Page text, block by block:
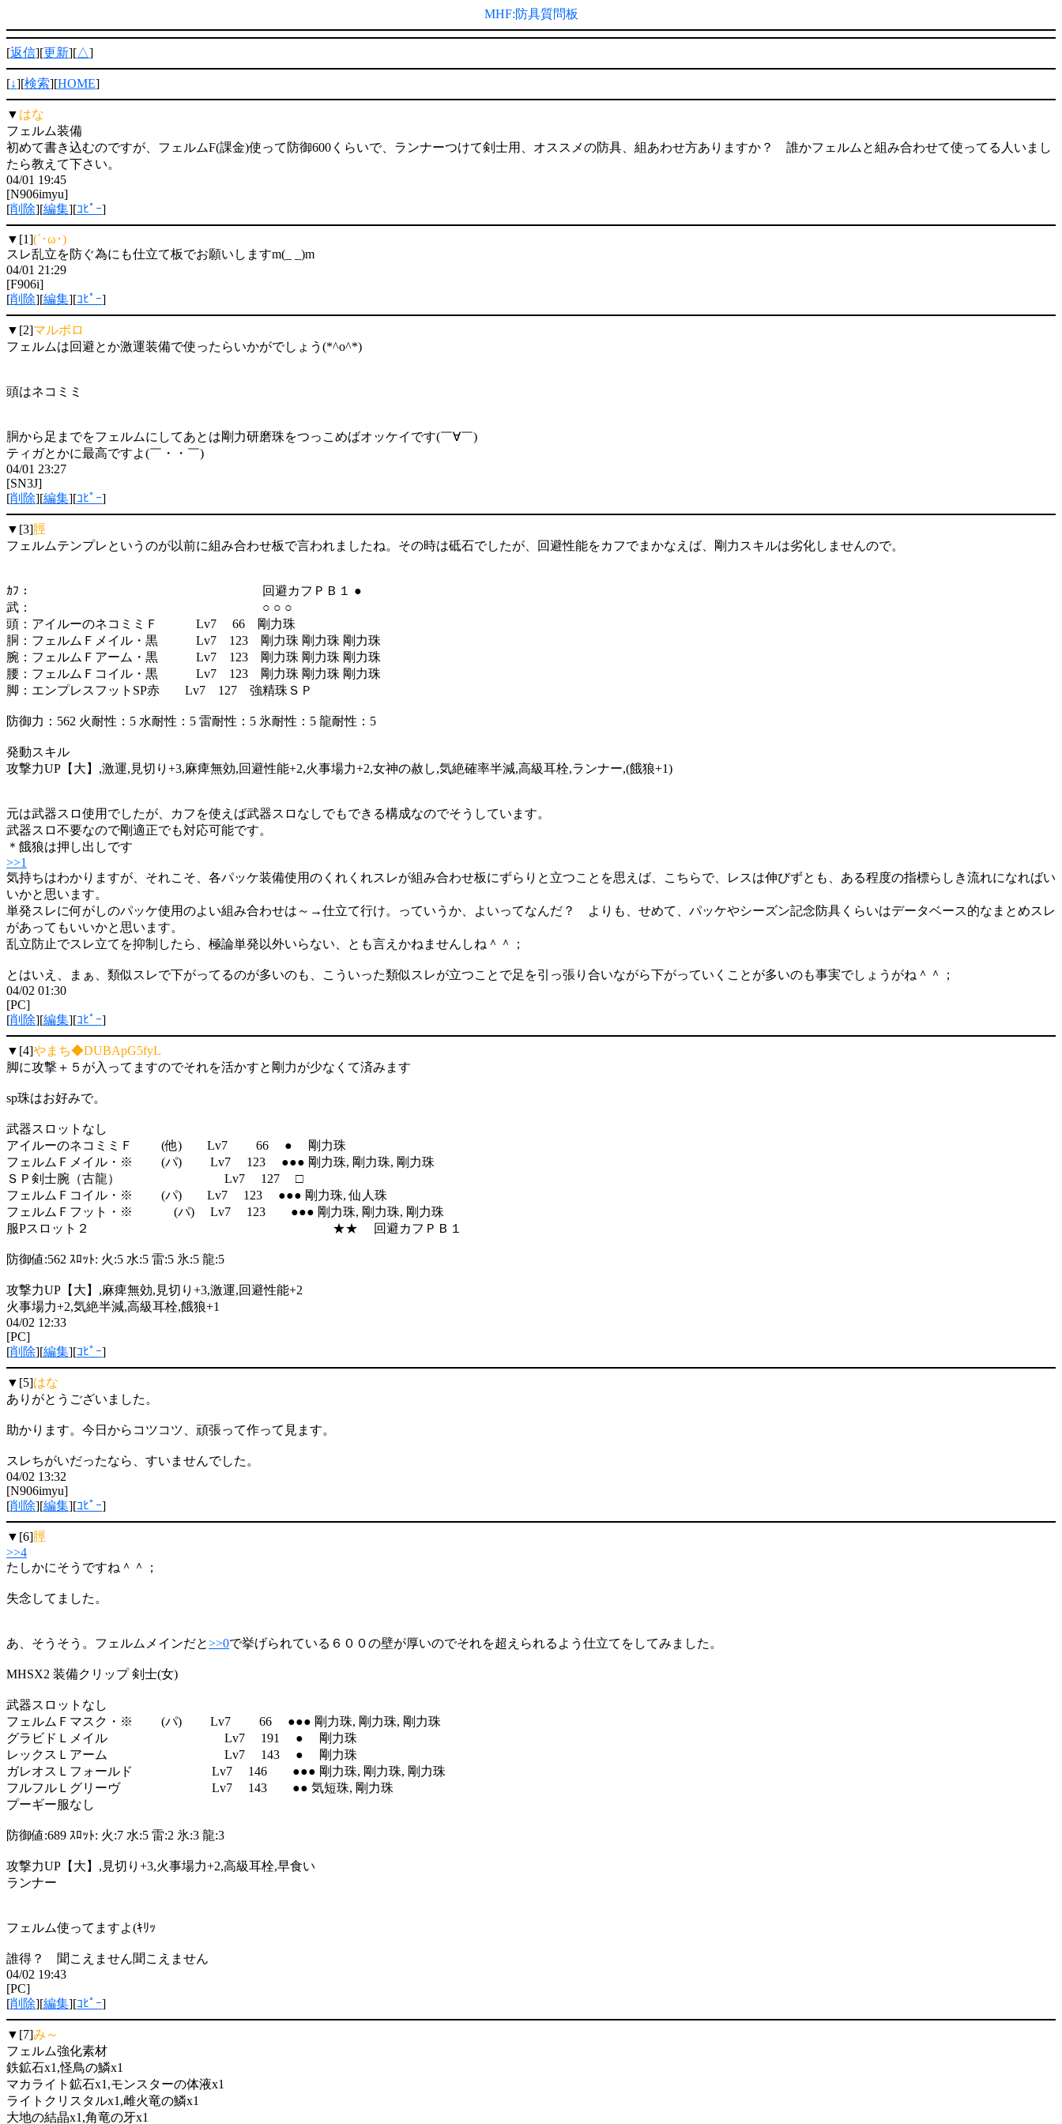
MHF:防具質問板
[返信][更新][△]
[↓][検索][HOME]
▼ はな
フェルム装備
初めて書き込むのですが、フェルムF(課金)使って防御600くらいで、ランナーつけて剣士用、オススメの防具、組あわせ方ありますか？ 誰かフェルムと組み合わせて使ってる人いまし
たら教えて下さい。
04/01 19:45
[N906imyu]
[削除][編集][ｺﾋﾟｰ]
▼[1](´･ω･)
スレ乱立を防ぐ為にも仕立て板でお願いしますm(_ _)m
04/01 21:29
[F906i]
[削除][編集][ｺﾋﾟｰ]
▼[2]マルボロ
フェルムは回避とか激運装備で使ったらいかがでしょう(*^o^*)
頭はネコミミ
胴から足までをフェルムにしてあとは剛力研磨珠をつっこめばオッケイです(￣∀￣)
ティガとかに最高ですよ(￣・・￣)
04/01 23:27
[SN3J]
[削除][編集][ｺﾋﾟｰ]
▼[3]脛
フェルムテンプレというのが以前に組み合わせ板で言われましたね。その時は砥石でしたが、回避性能をカフでまかなえば、剛力スキルは劣化しませんので。
ｶﾌ： 回避カフＰＢ１ ●
武： ○ ○ ○
頭：アイルーのネコミミＦ Lv7 66 剛力珠
胴：フェルムＦメイル・黒 Lv7 123 剛力珠 剛力珠 剛力珠
腕：フェルムＦアーム・黒 Lv7 123 剛力珠 剛力珠 剛力珠
腰：フェルムＦコイル・黒 Lv7 123 剛力珠 剛力珠 剛力珠
脚：エンプレスフットSP赤 Lv7 127 強精珠ＳＰ
防御力：562 火耐性：5 水耐性：5 雷耐性：5 氷耐性：5 龍耐性：5
発動スキル
攻撃力UP【大】,激運,見切り+3,麻痺無効,回避性能+2,火事場力+2,女神の赦し,気絶確率半減,高級耳栓,ランナー,(餓狼+1)
元は武器スロ使用でしたが、カフを使えば武器スロなしでもできる構成なのでそうしています。
武器スロ不要なので剛適正でも対応可能です。
＊餓狼は押し出しです
>>1
気持ちはわかりますが、それこそ、各パッケ装備使用のくれくれスレが組み合わせ板にずらりと立つことを思えば、こちらで、レスは伸びずとも、ある程度の指標らしき流れになればい
いかと思います。
単発スレに何がしのパッケ使用のよい組み合わせは～→仕立て行け。っていうか、よいってなんだ？ よりも、せめて、パッケやシーズン記念防具くらいはデータベース的なまとめスレ
があってもいいかと思います。
乱立防止でスレ立てを抑制したら、極論単発以外いらない、とも言えかねませんしね＾＾；
とはいえ、まぁ、類似スレで下がってるのが多いのも、こういった類似スレが立つことで足を引っ張り合いながら下がっていくことが多いのも事実でしょうがね＾＾；
04/02 01:30
[PC]
[削除][編集][ｺﾋﾟｰ]
▼[4]やまち◆DUBApG5fyL
脚に攻撃＋５が入ってますのでそれを活かすと剛力が少なくて済みます
sp珠はお好みで。
武器スロットなし
アイルーのネコミミＦ (他) Lv7 66 ● 剛力珠
フェルムＦメイル・※ (パ) Lv7 123 ●●● 剛力珠, 剛力珠, 剛力珠
ＳＰ剣士腕（古龍） Lv7 127 □
フェルムＦコイル・※ (パ) Lv7 123 ●●● 剛力珠, 仙人珠
フェルムＦフット・※ (パ) Lv7 123 ●●● 剛力珠, 剛力珠, 剛力珠
服Pスロット２ ★★ 回避カフＰＢ１
防御値:562 ｽﾛｯﾄ: 火:5 水:5 雷:5 氷:5 龍:5
攻撃力UP【大】,麻痺無効,見切り+3,激運,回避性能+2
火事場力+2,気絶半減,高級耳栓,餓狼+1
04/02 12:33
[PC]
[削除][編集][ｺﾋﾟｰ]
▼[5]はな
ありがとうございました。
助かります。今日からコツコツ、頑張って作って見ます。
スレちがいだったなら、すいませんでした。
04/02 13:32
[N906imyu]
[削除][編集][ｺﾋﾟｰ]
▼[6]脛
>>4
たしかにそうですね＾＾；
失念してました。
あ、そうそう。フェルムメインだと>>0で挙げられている６００の壁が厚いのでそれを超えられるよう仕立てをしてみました。
MHSX2 装備クリップ 剣士(女)
武器スロットなし
フェルムＦマスク・※ (パ) Lv7 66 ●●● 剛力珠, 剛力珠, 剛力珠
グラビドＬメイル Lv7 191 ● 剛力珠
レックスＬアーム Lv7 143 ● 剛力珠
ガレオスＬフォールド Lv7 146 ●●● 剛力珠, 剛力珠, 剛力珠
フルフルＬグリーヴ Lv7 143 ●● 気短珠, 剛力珠
プーギー服なし
防御値:689 ｽﾛｯﾄ: 火:7 水:5 雷:2 氷:3 龍:3
攻撃力UP【大】,見切り+3,火事場力+2,高級耳栓,早食い
ランナー
フェルム使ってますよ(ｷﾘｯ
誰得？ 聞こえません聞こえません
04/02 19:43
[PC]
[削除][編集][ｺﾋﾟｰ]
▼[7]み～
フェルム強化素材
鉄鉱石x1,怪鳥の鱗x1
マカライト鉱石x1,モンスターの体液x1
ライトクリスタルx1,雌火竜の鱗x1
大地の結晶x1,角竜の牙x1